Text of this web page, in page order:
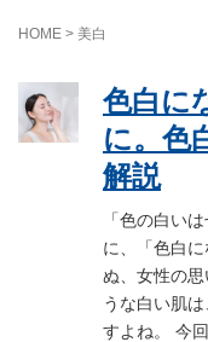
HOME > 美白
色白に
に。色
解説
「色の白い
に、「色白
ぬ、女性の
うな白い肌
すよね。 今